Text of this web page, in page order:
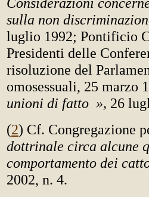
sulla non
luglio 1992; Pontificio
Presidenti delle
risoluzione del
omosessuali, 25 marzo
unioni di fatto », 26
(2) Cf. Congregazione
dottrinale circa alcune
comportamento dei
2002, n. 4.